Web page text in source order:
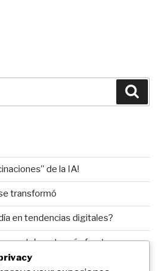
de la IA!
transformó
en tendencias digitales?
mentalmente más fuertes y